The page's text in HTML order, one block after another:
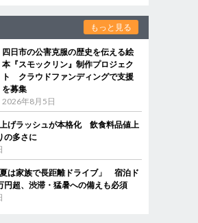
もっと見る
四日市の公害克服の歴史を伝える絵
本『スモックリン』制作プロジェク
ト クラウドファンディングで支援
を募集
2026年8月5日
上げラッシュが本格化 飲食料品値上
の多さに
は家族で長距離ドライブ」 宿泊ド
円超、渋滞・猛暑への備えも必須